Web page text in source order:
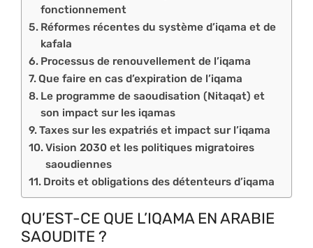
fonctionnement
Réformes récentes du système d’iqama et de
kafala
Processus de renouvellement de l’iqama
Que faire en cas d’expiration de l’iqama
Le programme de saoudisation (Nitaqat) et
son impact sur les iqamas
Taxes sur les expatriés et impact sur l’iqama
Vision 2030 et les politiques migratoires
saoudiennes
Droits et obligations des détenteurs d’iqama
QU’EST-CE QUE L’IQAMA EN ARABIE
SAOUDITE ?